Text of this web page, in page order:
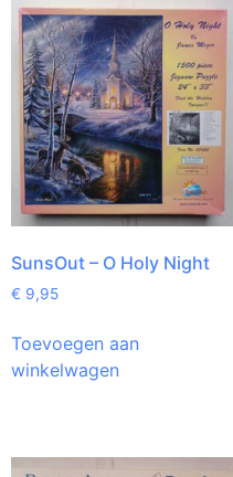
SunsOut – O Holy Night
€ 9,95
Toevoegen aan
winkelwagen